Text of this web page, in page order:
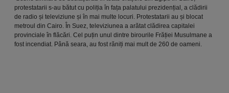
protestatarii s-au bătut cu poliția în fața palatului prezidențial, a clădirii
de radio și televiziune și în mai multe locuri. Protestatarii au și blocat
metroul din Cairo. În Suez, televiziunea a arătat clădirea capitalei
provinciale în flăcări. Cel puțin unul dintre birourile Frăției Musulmane a
fost incendiat. Până seara, au fost răniți mai mult de 260 de oameni.